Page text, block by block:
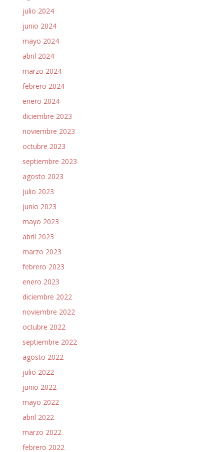
julio 2024
junio 2024
mayo 2024
abril 2024
marzo 2024
febrero 2024
enero 2024
diciembre 2023
noviembre 2023
octubre 2023
septiembre 2023
agosto 2023
julio 2023
junio 2023
mayo 2023
abril 2023
marzo 2023
febrero 2023
enero 2023
diciembre 2022
noviembre 2022
octubre 2022
septiembre 2022
agosto 2022
julio 2022
junio 2022
mayo 2022
abril 2022
marzo 2022
febrero 2022